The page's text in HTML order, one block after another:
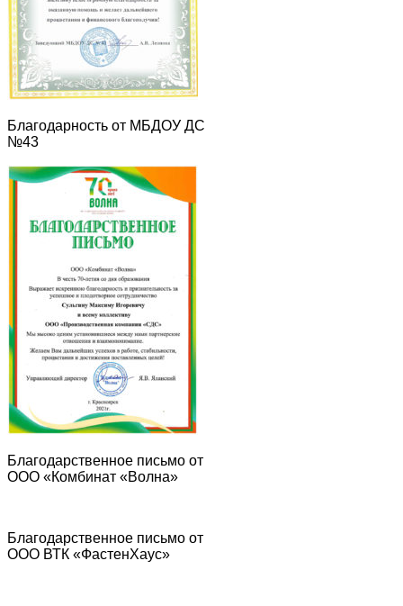
Благодарность от МБДОУ ДС
№43
Благодарственное письмо от
ООО «Комбинат «Волна»
Благодарственное письмо от
ООО ВТК «ФастенХаус»